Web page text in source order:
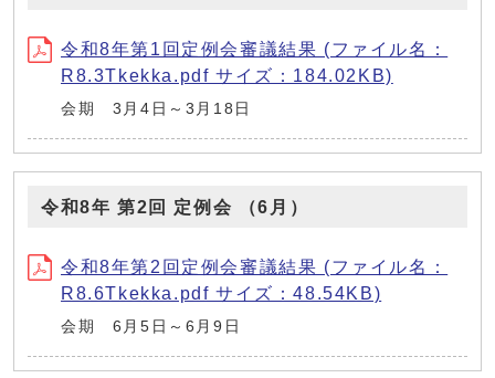
令和8年第1回定例会審議結果 (ファイル名：
R8.3Tkekka.pdf サイズ：184.02KB)
会期 3月4日～3月18日
令和8年 第2回 定例会 （6月）
令和8年第2回定例会審議結果 (ファイル名：
R8.6Tkekka.pdf サイズ：48.54KB)
会期 6月5日～6月9日